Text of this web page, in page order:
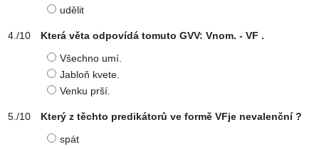
udělit
Která věta odpovídá tomuto GVV: Vnom. - VF .
Všechno umí.
Jabloň kvete.
Venku prší.
Který z těchto predikátorů ve formě VFje nevalenční ?
spát